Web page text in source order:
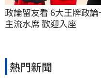
政論留友看 6大王牌政
主流水席 歡迎入座
熱門新聞